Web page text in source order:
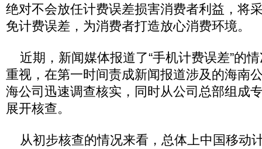
绝对不会放任计费误差损害消费者利益，将
免计费误差，为消费者打造放心消费环境。
近期，新闻媒体报道了“手机计费误差”的
重视，在第一时间责成新闻报道涉及的海南
海公司迅速调查核实，同时从公司总部组成
展开核查。
从初步核查的情况来看，总体上中国移动